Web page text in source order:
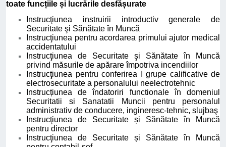
toate funcțiile și lucrările desfășurate
Instrucţiunea instruirii introductiv generale de
Securitate şi Sănătate în Muncă
Instrucţiunea pentru acordarea primului ajutor medical
accidentatului
Instrucţiunea de Securitate şi Sănătate în Muncă
privind măsurile de apărare împotriva incendiilor
Instrucţiunea pentru conferirea I grupe calificative de
electrosecuritate a personalului neelectrotehnic
Instrucțiunea de îndatoriri functionale în domeniul
Securitatii si Sanatatii Muncii pentru personalul
administrativ de conducere, ingineresc-tehnic, slujbaş
Instrucţiunea de Securitate și Sănătate în Muncă
pentru director
Instrucţiunea de Securitate și Sănătate în Muncă